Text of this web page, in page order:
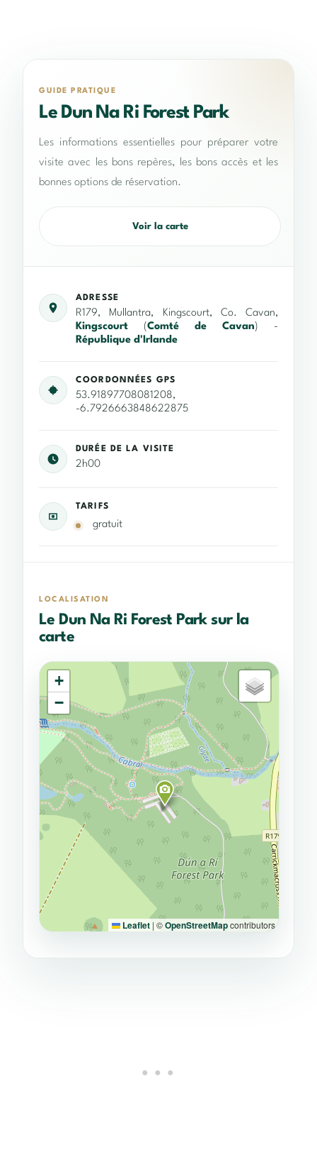
GUIDE PRATIQUE
Le Dun Na Ri Forest Park
Les informations essentielles pour préparer votre
visite avec les bons repères, les bons accès et les
bonnes options de réservation.
Voir la carte
ADRESSE
R179, Mullantra, Kingscourt, Co. Cavan,
Kingscourt (Comté de Cavan) -
République d'Irlande
COORDONNÉES GPS
53.91897708081208,
-6.7926663848622875
DURÉE DE LA VISITE
2h00
TARIFS
gratuit
LOCALISATION
Le Dun Na Ri Forest Park sur la
carte
+
−
Leaflet | ©OpenStreetMapcontributors